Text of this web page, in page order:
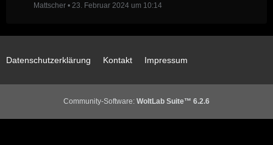
Mattscher
23. Februar 2024 um 10:14
Datenschutzerklärung Kontakt Impressum
Community-Software: WoltLab Suite™ 6.2.6